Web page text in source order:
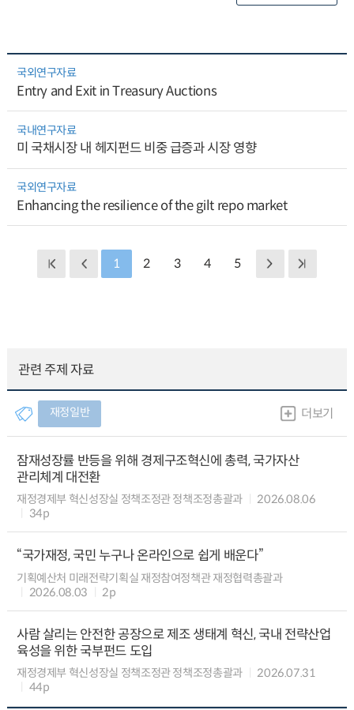
국외연구자료
Entry and Exit in Treasury Auctions
국내연구자료
미 국채시장 내 헤지펀드 비중 급증과 시장 영향
국외연구자료
Enhancing the resilience of the gilt repo market
1 2 3 4 5
관련 주제 자료
재정일반 더보기
잠재성장률 반등을 위해 경제구조혁신에 총력, 국가자산
관리체계 대전환
재정경제부 혁신성장실 정책조정관 정책조정총괄과
2026.08.06
34p
“국가재정, 국민 누구나 온라인으로 쉽게 배운다”
기획예산처 미래전략기획실 재정참여정책관 재정협력총괄과
2026.08.03
2p
사람 살리는 안전한 공장으로 제조 생태계 혁신, 국내 전략산업
육성을 위한 국부펀드 도입
재정경제부 혁신성장실 정책조정관 정책조정총괄과
2026.07.31
44p